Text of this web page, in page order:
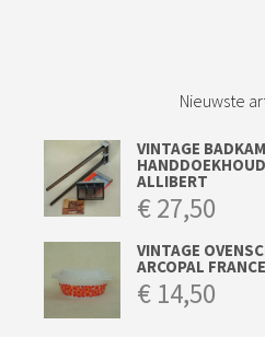
Nieuwste
VINTAGE
ALLIBERT
€27,50
VINTAGE
ARCOPAL
€ 14,50